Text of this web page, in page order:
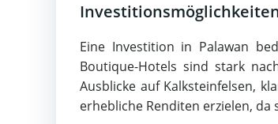
Eine Investition in Palawan
Boutique-Hotels sind stark
Ausblicke auf Kalksteinfelsen,
erhebliche Renditen erzielen,